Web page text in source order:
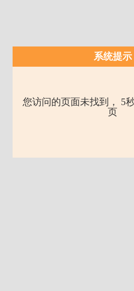
系统提示
您访问的页面未找到， 5
页